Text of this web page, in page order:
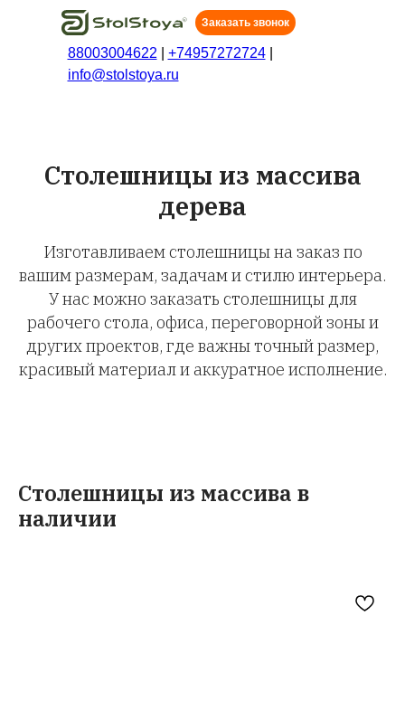
88003004622 +74957272724|
info@stolstoya.ru
Заказать звонок
Cтолешницы из массива
дерева
Изготавливаем столешницы на заказ по
вашим размерам, задачам и стилю интерьера.
У нас можно заказать столешницы для
рабочего стола, офиса, переговорной зоны и
других проектов, где важны точный размер,
красивый материал и аккуратное исполнение.
Столешницы из массива в
наличии